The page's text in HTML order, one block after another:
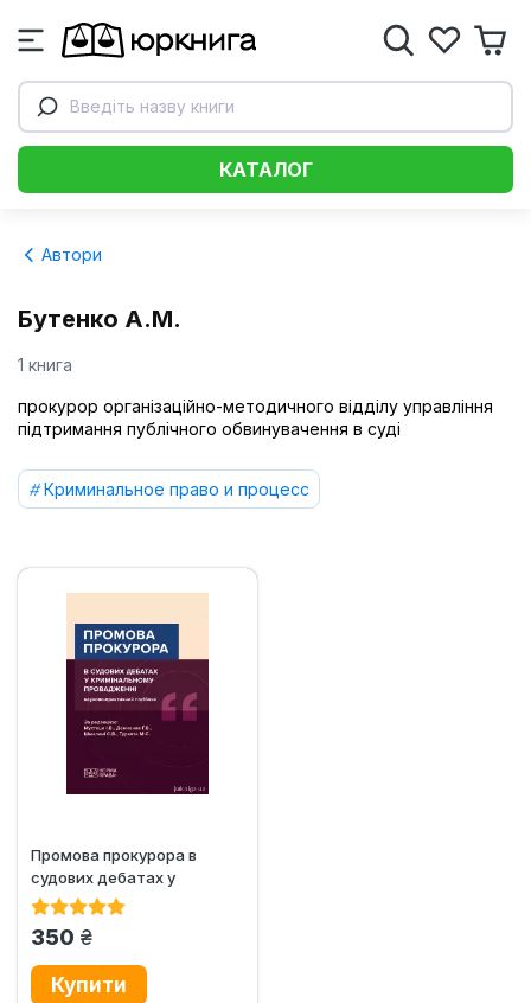
Введіть назву книги
КАТАЛОГ
Автори
Бутенко А.М.
1 книга
прокурор організаційно-методичного відділу управління
підтримання публічного обвинувачення в суді
Криминальное право и процесс
Промова прокурора в
судових дебатах у
кримінальному
350 грн.